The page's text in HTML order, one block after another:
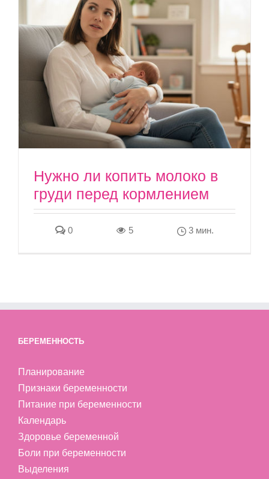
Нужно ли копить молоко в
груди перед кормлением
0 5 3 мин.
БЕРЕМЕННОСТЬ
Планирование
Признаки беременности
Питание при беременности
Календарь
Здоровье беременной
Боли при беременности
Выделения